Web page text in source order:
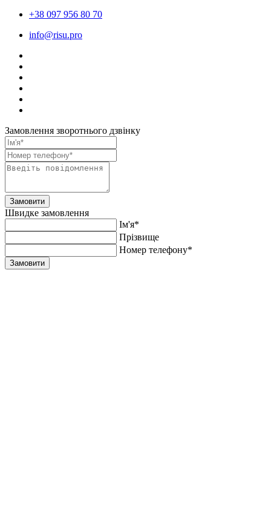
+38 097 956 80 70
info@risu.pro
Замовлення зворотнього дзвінку
Замовити
Швидке замовлення
Ім'я*
Прiзвище
Номер телефону*